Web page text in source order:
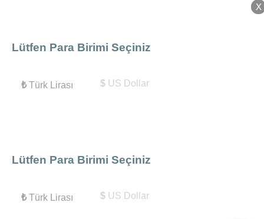
X
Lütfen Para Birimi Seçiniz
₺Türk Lirası $US Dollar
X
Lütfen Para Birimi Seçiniz
₺Türk Lirası $US Dollar